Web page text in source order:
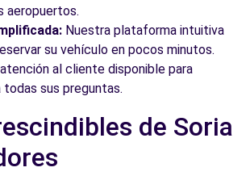
aeropuertos.
Nuestra plataforma intuitiva
su vehículo en pocos minutos.
al cliente disponible para
todas sus preguntas.
de Soria